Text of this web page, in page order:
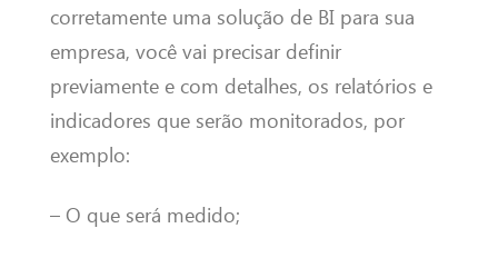
corretamente uma solução de BI para sua
empresa, você vai precisar definir
previamente e com detalhes, os relatórios e
indicadores que serão monitorados, por
exemplo:
– O que será medido;